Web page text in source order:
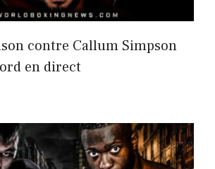
contre Callum Simpson
en direct